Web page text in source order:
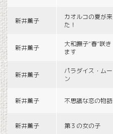
新井薫子
カオルコの夏が来
た！
新井薫子
大和撫子“春”咲き
ます
新井薫子
パラダイス・ムー
ン
新井薫子 不思議な恋の物語
新井薫子 第３の女の子